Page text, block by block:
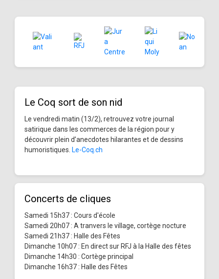
Le Coq sort de son nid
Le vendredi matin (13/2), retrouvez votre journal
satirique dans les commerces de la région pour y
découvrir plein d’anecdotes hilarantes et de dessins
humoristiques. Le-Coq.ch
Concerts de cliques
Samedi 15h37 : Cours d'école
Samedi 20h07 : A tranvers le village, cortège nocture
Samedi 21h37 : Halle des Fêtes
Dimanche 10h07 : En direct sur RFJ à la Halle des fêtes
Dimanche 14h30 : Cortège principal
Dimanche 16h37 : Halle des Fêtes